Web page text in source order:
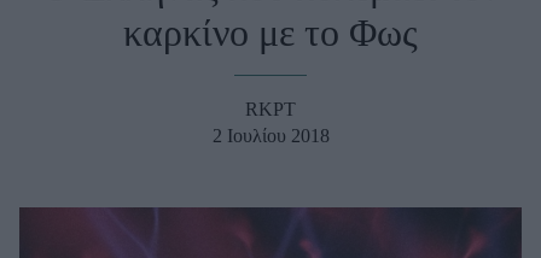
καρκίνο με το Φως
RKPT
2 Ιουλίου 2018